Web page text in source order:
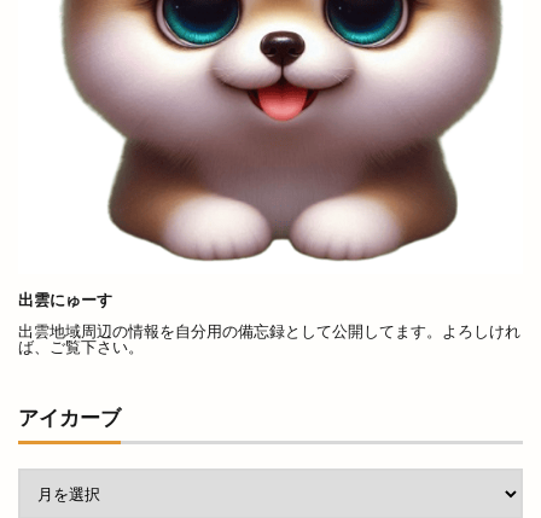
ベッカライコンディトライヒダカ
ヘア
ヘアカラー
ヘアカラーカフェ+今市店
ヘアサロン
ヘアーサロン
ヘラ
ベトナム料理
ベビーカステラ
ベーカリー
ベーカリーBOC
ベーカリーたろきち
ペット
ペットと泊まれる宿
ペットクリニック
ホック
ホテル
ホテルリッチガーデン
ホテル一畑
ボックスショップ出雲
ポツンと一軒家
出雲にゅーす
出雲地域周辺の情報を自分用の備忘録として公開してます。よろしけれ
ば、ご覧下さい。
アイカーブ